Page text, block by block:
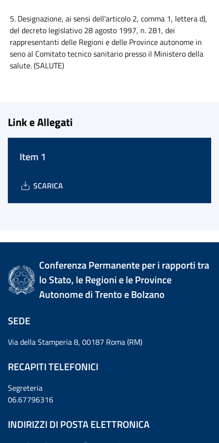
5. Designazione, ai sensi dell'articolo 2, comma 1, lettera d),
del decreto legislativo 28 agosto 1997, n. 281, dei
rappresentanti delle Regioni e delle Province autonome in
seno al Comitato tecnico sanitario presso il Ministero della
salute. (SALUTE)
Link e Allegati
Item 1
SCARICA
Conferenza Permanente per i rapporti tra
lo Stato, le Regioni e le Province
Autonome di Trento e Bolzano
SEDE
Via della Stamperia 8, 00187 Roma (RM)
RECAPITI TELEFONICI
Segreteria
06.67796316
INDIRIZZI DI POSTA ELETTRONICA